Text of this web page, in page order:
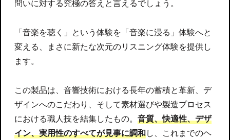
問いに対する究極の答えと言えるでしょう。
「音楽を聴く」という体験を「音楽に浸る」体験へと
変える、まさに新たな次元のリスニング体験を提供し
ます。
この製品は、音響技術における長年の蓄積と革新、デ
ザインへのこだわり、そして素材選びや製造プロセス
における職人技を結集したもの。 音質、快適性、デザ
イン、実用性のすべてが見事に調和し、これまでのヘ